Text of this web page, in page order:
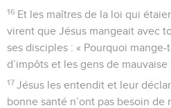
16 Et les maîtres de la loi qui
virent que Jésus mangeait avec
ses disciples : « Pourquoi
d’impôts et les gens de mauvaise
17 Jésus les entendit et leur
bonne santé n’ont pas besoin de